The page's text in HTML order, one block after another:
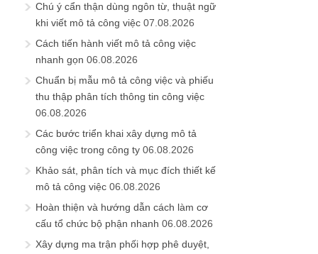
Chú ý cẩn thận dùng ngôn từ, thuật ngữ
khi viết mô tả công việc 07.08.2026
Cách tiến hành viết mô tả công việc
nhanh gọn 06.08.2026
Chuẩn bị mẫu mô tả công việc và phiếu
thu thập phân tích thông tin công việc
06.08.2026
Các bước triển khai xây dựng mô tả
công việc trong công ty 06.08.2026
Khảo sát, phân tích và mục đích thiết kế
mô tả công việc 06.08.2026
Hoàn thiện và hướng dẫn cách làm cơ
cấu tổ chức bộ phận nhanh 06.08.2026
Xây dựng ma trận phối hợp phê duyệt,